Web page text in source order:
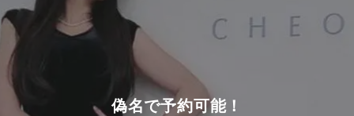
偽名で予約可能！